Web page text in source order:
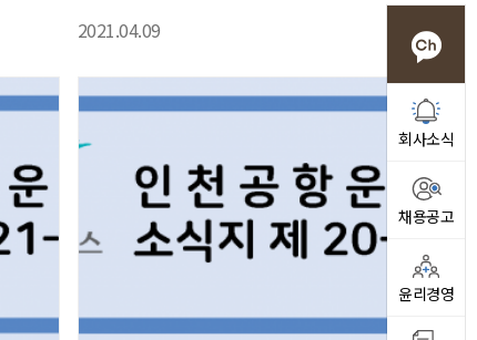
2021.04.09
회사소식
채용공고
윤리경영